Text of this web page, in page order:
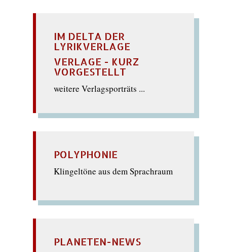
IM DELTA DER
LYRIKVERLAGE
VERLAGE - KURZ
VORGESTELLT
weitere Verlagsporträts ...
POLYPHONIE
Klingeltöne aus dem Sprachraum
PLANETEN-NEWS